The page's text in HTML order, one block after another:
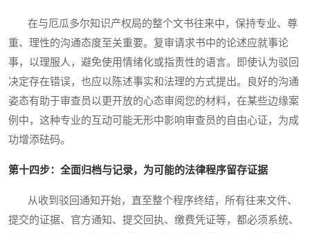
在与厄瓜多尔知识产权局的整个文书往来中，保持专业、尊
重、理性的沟通态度至关重要。复审请求书中的论述应就事论
事，以理服人，避免使用情绪化或指责性的语言。即使认为驳回
决定存在错误，也应以陈述事实和法理的方式提出。良好的沟通
姿态有助于审查员以更开放的心态审阅您的材料，在某些边缘案
例中，这种专业的互动可能无形中影响审查员的自由心证，为成
功增添砝码。
第十四步：全面归档与记录，为可能的法律程序留存证据
从收到驳回通知开始，直至整个程序终结，所有往来文件、
提交的证据、官方通知、提交回执、缴费凭证等，都必须系统、